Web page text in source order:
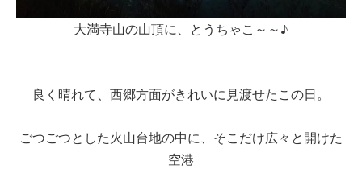
大満寺山の山頂に、とうちゃこ～～♪
良く晴れて、西郷方面がきれいに見渡せたこの日。
ごつごつとした火山台地の中に、そこだけ広々と開けた
空港